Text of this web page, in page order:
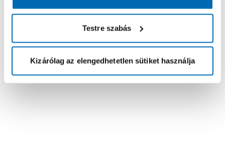
Testre szabás
Kizárólag az elengedhetetlen sütiket használja